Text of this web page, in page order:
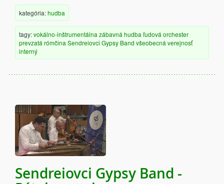
kategória:hudba
tagy:vokálno-inštrumentálna zábavná hudba ľudová orchester
prevzatá rómčina Sendreiovci Gypsy Band všeobecná verejnosť
interný
Sendreiovci Gypsy Band -